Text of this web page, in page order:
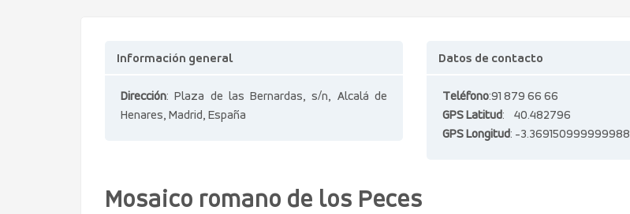
Información general
Dirección: Plaza de las Bernardas, s/n, Alcalá de
Henares, Madrid, España
Datos de contacto
Teléfono:91 879 66 66
GPS Latitud: 40.482796
GPS Longitud: -3.369150999999988
Mosaico romano de los Peces